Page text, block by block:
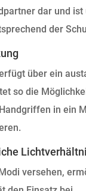
dar und ist
der
über ein
so die
in ein
versehen,